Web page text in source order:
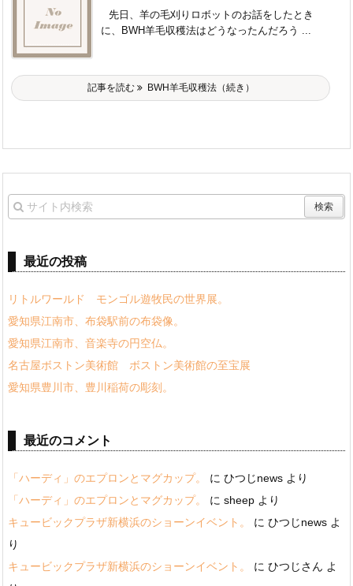
先日、羊の毛刈りロボットのお話をしたとき
に、BWH羊毛収穫法はどうなったんだろう ...
記事を読む BWH羊毛収穫法（続き）
最近の投稿
リトルワールド モンゴル遊牧民の世界展。
愛知県江南市、布袋駅前の布袋像。
愛知県江南市、音楽寺の円空仏。
名古屋ボストン美術館 ボストン美術館の至宝展
愛知県豊川市、豊川稲荷の彫刻。
最近のコメント
「ハーディ」のエプロンとマグカップ。 に ひつじnews より
「ハーディ」のエプロンとマグカップ。
に sheep より
キュービックプラザ新横浜のショーンイベント。
に ひつじnews よ
り
キュービックプラザ新横浜のショーンイベント。
に ひつじさん よ